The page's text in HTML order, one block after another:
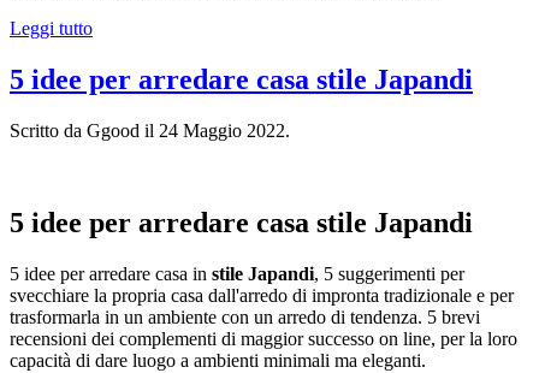
Leggi tutto
5 idee per arredare casa stile Japandi
Scritto da Ggood il 24 Maggio 2022.
5 idee per arredare casa stile Japandi
5 idee per arredare casa in stile Japandi, 5 suggerimenti per
svecchiare la propria casa dall'arredo di impronta tradizionale e per
trasformarla in un ambiente con un arredo di tendenza. 5 brevi
recensioni dei complementi di maggior successo on line, per la loro
capacità di dare luogo a ambienti minimali ma eleganti.